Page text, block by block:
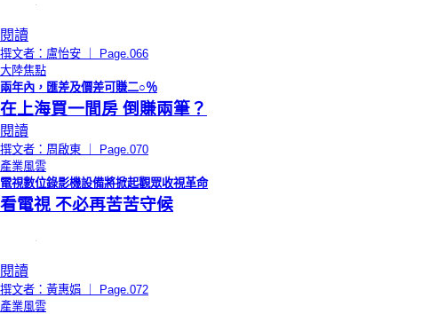
閱讀
撰文者：盧怡安 ｜ Page.066
大陸焦點
兩年內，匯差及價差可賺二○％
在上海買一間房 倒賺兩筆？
閱讀
撰文者：周啟東 ｜ Page.070
產業風雲
電視數位錄影機設備將掀起觀眾收視革命
看電視 不必再苦苦守候
閱讀
撰文者：黃惠娟 ｜ Page.072
產業風雲